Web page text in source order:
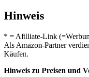
Hinweis
* = Afilliate-Link
Als Amazon-Partner
Käufen.
Hinweis zu Preisen und